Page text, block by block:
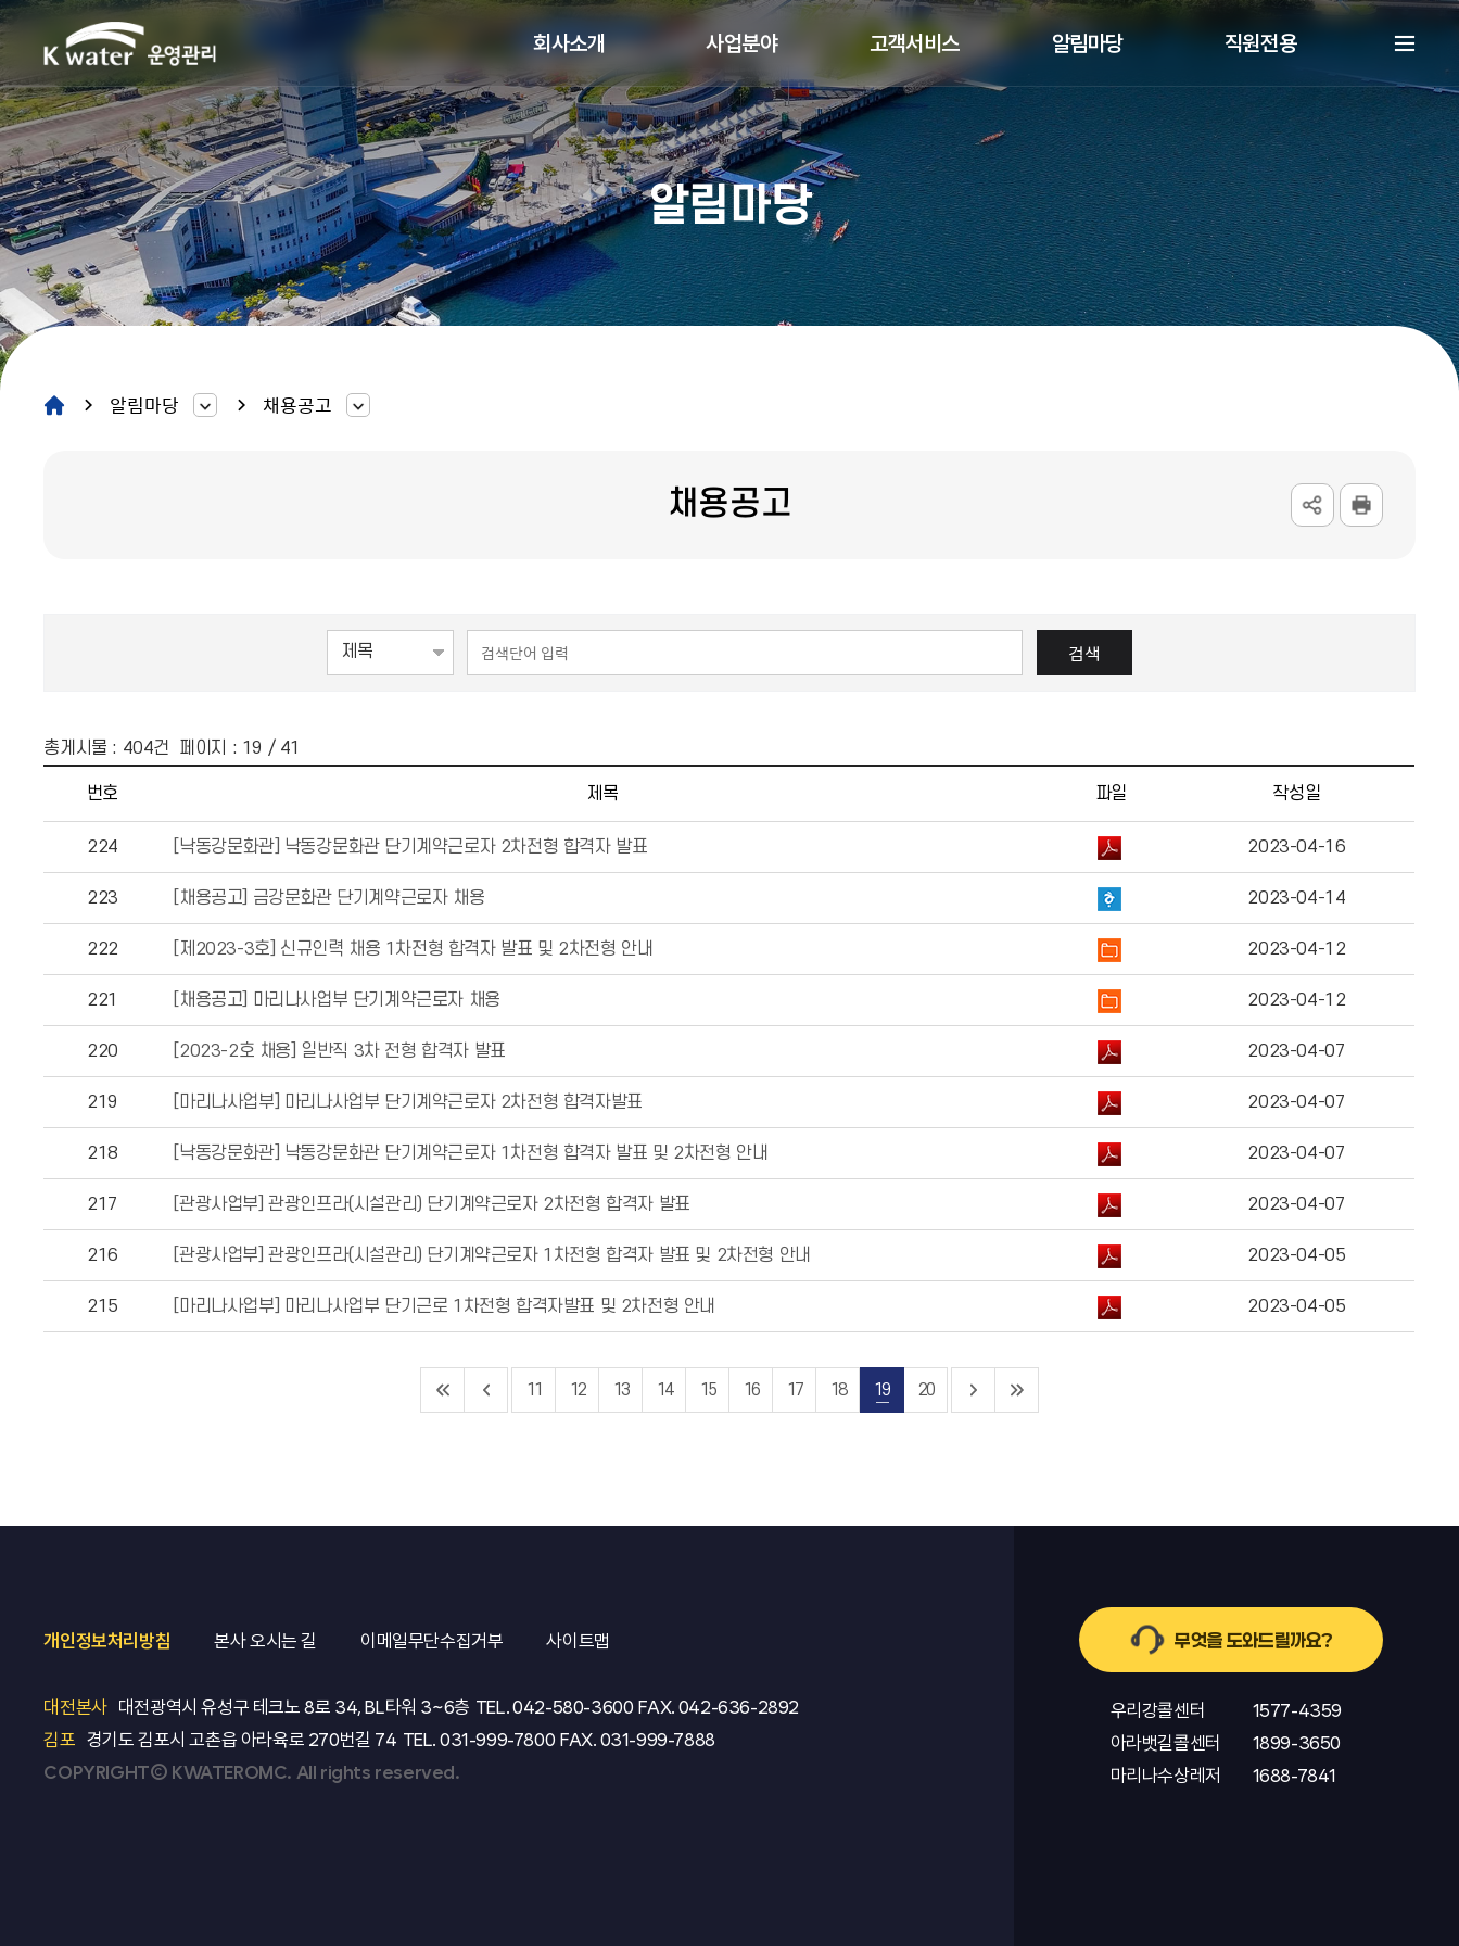
회사소개 사업분야 고객서비스 알림마당 직원전용
알림마당
알림마당 채용공고
채용공고
검색
총게시물 : 404건 페이지 : 19 / 41
번호 제목 파일 작성일
224 [낙동강문화관] 낙동강문화관 단기계약근로자 2차전형 합격자 발표 2023-04-16
223 [채용공고] 금강문화관 단기계약근로자 채용 2023-04-14
222 [제2023-3호] 신규인력 채용 1차전형 합격자 발표 및 2차전형 안내 2023-04-12
221 [채용공고] 마리나사업부 단기계약근로자 채용 2023-04-12
220 [2023-2호 채용] 일반직 3차 전형 합격자 발표 2023-04-07
219 [마리나사업부] 마리나사업부 단기계약근로자 2차전형 합격자발표 2023-04-07
218 [낙동강문화관] 낙동강문화관 단기계약근로자 1차전형 합격자 발표 및 2차전형 안내 2023-04-07
217 [관광사업부] 관광인프라(시설관리) 단기계약근로자 2차전형 합격자 발표 2023-04-07
216 [관광사업부] 관광인프라(시설관리) 단기계약근로자 1차전형 합격자 발표 및 2차전형 안내 2023-04-05
215 [마리나사업부] 마리나사업부 단기근로 1차전형 합격자발표 및 2차전형 안내 2023-04-05
11 12 13 14 15 16 17 18 19 20
개인정보처리방침 본사 오시는 길 이메일무단수집거부 사이트맵 무엇을 도와드릴까요?
우리강콜센터
1577-4359
아라뱃길콜센터
1899-3650
마리나수상레저
1688-7841
대전본사 대전광역시 유성구 테크노 8로 34, BL타워 3~6층 TEL.042-580-3600 FAX. 042-636-2892
김포 경기도 김포시 고촌읍 아라육로 270번길 74 TEL. 031-999-7800 FAX. 031-999-7888
COPYRIGHT© KWATEROMC. All rights reserved.